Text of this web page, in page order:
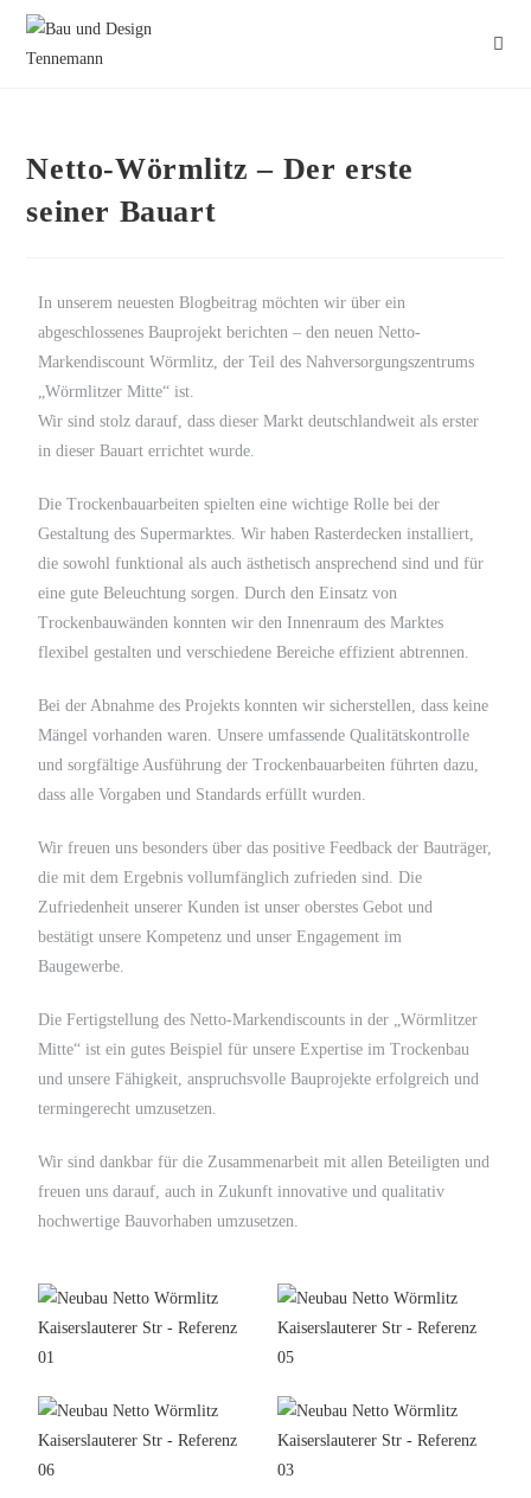
Netto-Wörmlitz – Der erste
seiner Bauart
In unserem neuesten Blogbeitrag möchten wir über ein
abgeschlossenes Bauprojekt berichten – den neuen Netto-
Markendiscount Wörmlitz, der Teil des Nahversorgungszentrums
„Wörmlitzer Mitte“ ist.
Wir sind stolz darauf, dass dieser Markt deutschlandweit als erster
in dieser Bauart errichtet wurde.
Die Trockenbauarbeiten spielten eine wichtige Rolle bei der
Gestaltung des Supermarktes. Wir haben Rasterdecken installiert,
die sowohl funktional als auch ästhetisch ansprechend sind und für
eine gute Beleuchtung sorgen. Durch den Einsatz von
Trockenbauwänden konnten wir den Innenraum des Marktes
flexibel gestalten und verschiedene Bereiche effizient abtrennen.
Bei der Abnahme des Projekts konnten wir sicherstellen, dass keine
Mängel vorhanden waren. Unsere umfassende Qualitätskontrolle
und sorgfältige Ausführung der Trockenbauarbeiten führten dazu,
dass alle Vorgaben und Standards erfüllt wurden.
Wir freuen uns besonders über das positive Feedback der Bauträger,
die mit dem Ergebnis vollumfänglich zufrieden sind. Die
Zufriedenheit unserer Kunden ist unser oberstes Gebot und
bestätigt unsere Kompetenz und unser Engagement im
Baugewerbe.
Die Fertigstellung des Netto-Markendiscounts in der „Wörmlitzer
Mitte“ ist ein gutes Beispiel für unsere Expertise im Trockenbau
und unsere Fähigkeit, anspruchsvolle Bauprojekte erfolgreich und
termingerecht umzusetzen.
Wir sind dankbar für die Zusammenarbeit mit allen Beteiligten und
freuen uns darauf, auch in Zukunft innovative und qualitativ
hochwertige Bauvorhaben umzusetzen.